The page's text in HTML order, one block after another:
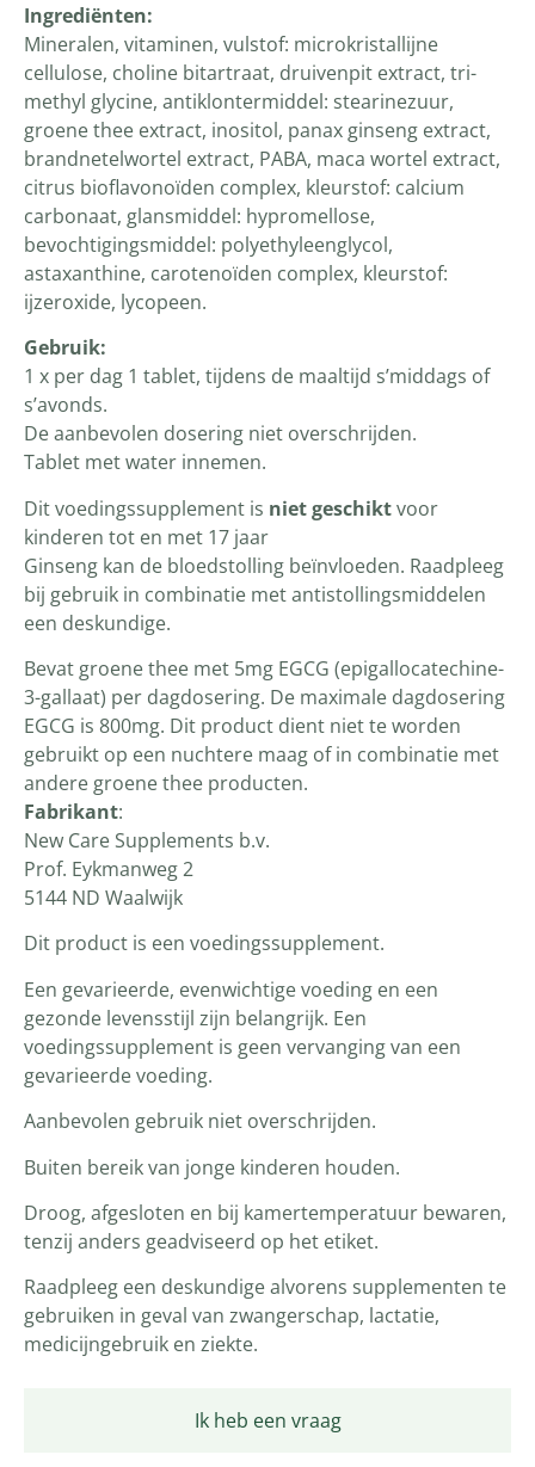
Ik heb een vraag
Ingrediënten:
Mineralen, vitaminen, vulstof: microkristallijne
cellulose, choline bitartraat, druivenpit extract, tri-
methyl glycine, antiklontermiddel: stearinezuur,
groene thee extract, inositol, panax ginseng extract,
brandnetelwortel extract, PABA, maca wortel extract,
citrus bioflavonoïden complex, kleurstof: calcium
carbonaat, glansmiddel: hypromellose,
bevochtigingsmiddel: polyethyleenglycol,
astaxanthine, carotenoïden complex, kleurstof:
ijzeroxide, lycopeen.
Gebruik:
1 x per dag 1 tablet, tijdens de maaltijd s’middags of
s’avonds.
De aanbevolen dosering niet overschrijden.
Tablet met water innemen.
Dit voedingssupplement is niet geschiktvoor
kinderen tot en met 17 jaar
Ginseng kan de bloedstolling beïnvloeden. Raadpleeg
bij gebruik in combinatie met antistollingsmiddelen
een deskundige.
Bevat groene thee met 5mg EGCG (epigallocatechine-
3-gallaat) per dagdosering. De maximale dagdosering
EGCG is 800mg. Dit product dient niet te worden
gebruikt op een nuchtere maag of in combinatie met
andere groene thee producten.
Fabrikant:
New Care Supplements b.v.
Prof. Eykmanweg 2
5144 ND Waalwijk
Dit product is een voedingssupplement.
Een gevarieerde, evenwichtige voeding en een
gezonde levensstijl zijn belangrijk. Een
voedingssupplement is geen vervanging van een
gevarieerde voeding.
Aanbevolen gebruik niet overschrijden.
Buiten bereik van jonge kinderen houden.
Droog, afgesloten en bij kamertemperatuur bewaren,
tenzij anders geadviseerd op het etiket.
Raadpleeg een deskundige alvorens supplementen te
gebruiken in geval van zwangerschap, lactatie,
medicijngebruik en ziekte.